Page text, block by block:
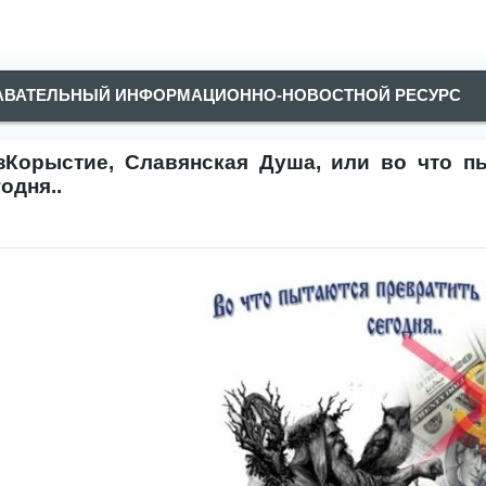
ИНФОРМАЦИОННО-НОВОСТНОЙ РЕСУРС
Славянская Душа, или во что